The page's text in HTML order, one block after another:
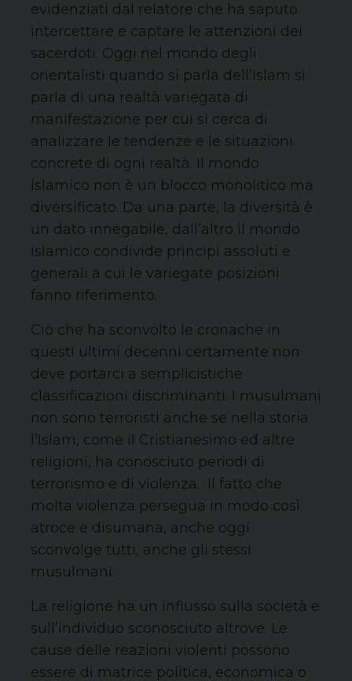
evidenziati dal relatore che ha saputo
intercettare e captare le attenzioni dei
sacerdoti. Oggi nel mondo degli
orientalisti quando si parla dell’Islam si
parla di una realtà variegata di
manifestazione per cui si cerca di
analizzare le tendenze e le situazioni
concrete di ogni realtà. Il mondo
islamico non è un blocco monolitico ma
diversificato. Da una parte, la diversità è
un dato innegabile, dall’altro il mondo
islamico condivide principi assoluti e
generali a cui le variegate posizioni
fanno riferimento.
Ciò che ha sconvolto le cronache in
questi ultimi decenni certamente non
deve portarci a semplicistiche
classificazioni discriminanti. I musulmani
non sono terroristi anche se nella storia
l’Islam, come il Cristianesimo ed altre
religioni, ha conosciuto periodi di
terrorismo e di violenza. Il fatto che
molta violenza persegua in modo così
atroce e disumana, anche oggi
sconvolge tutti, anche gli stessi
musulmani.
La religione ha un influsso sulla società e
sull’individuo sconosciuto altrove. Le
cause delle reazioni violenti possono
essere di matrice politica, economica o